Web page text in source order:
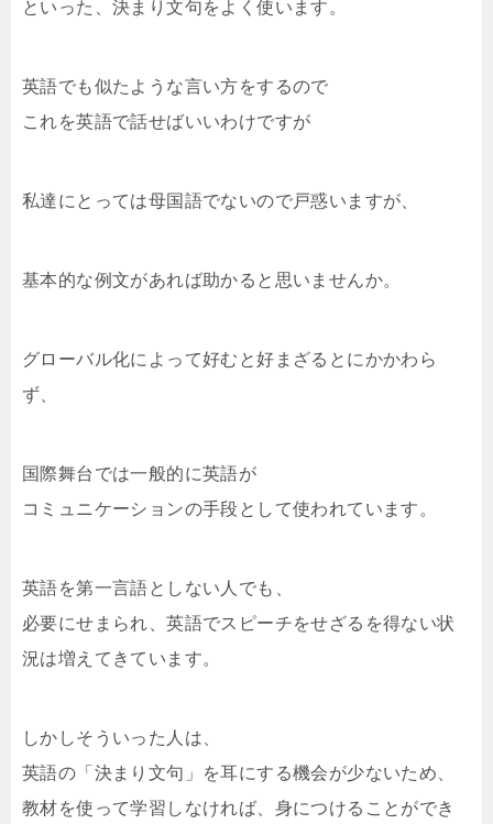
といった、決まり文句をよく使います。
英語でも似たような言い方をするので
これを英語で話せばいいわけですが
私達にとっては母国語でないので戸惑いますが、
基本的な例文があれば助かると思いませんか。
グローバル化によって好むと好まざるとにかかわら
ず、
国際舞台では一般的に英語が
コミュニケーションの手段として使われています。
英語を第一言語としない人でも、
必要にせまられ、英語でスピーチをせざるを得ない状
況は増えてきています。
しかしそういった人は、
英語の「決まり文句」を耳にする機会が少ないため、
教材を使って学習しなければ、身につけることができ